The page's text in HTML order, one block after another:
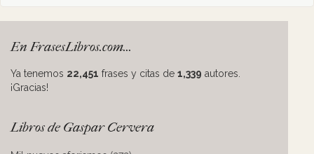
En FrasesLibros.com...
Ya tenemos 22,451 frases y citas de 1,339 autores.
¡Gracias!
Libros de Gaspar Cervera